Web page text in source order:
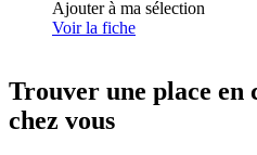
Ajouter à ma sélection
Voir la fiche
Trouver une place en
chez vous